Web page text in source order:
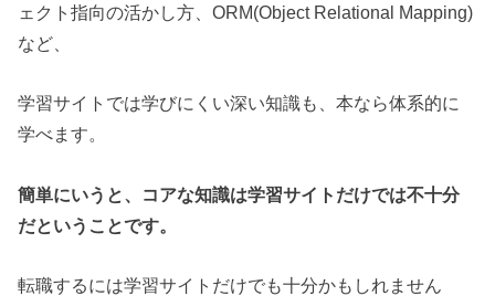
ェクト指向の活かし方、ORM(Object Relational Mapping)
など、
学習サイトでは学びにくい深い知識も、本なら体系的に
学べます。
簡単にいうと、コアな知識は学習サイトだけでは不十分
だということです。
転職するには学習サイトだけでも十分かもしれません